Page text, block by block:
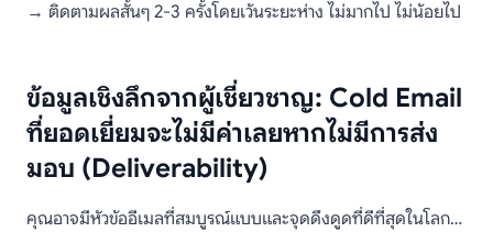
→ ติดตามผลสั้นๆ 2-3 ครั้งโดยเว้นระยะห่าง ไม่มากไป ไม่น้อยไป
ข้อมูลเชิงลึกจากผู้เชี่ยวชาญ: Cold Email
ที่ยอดเยี่ยมจะไม่มีค่าเลยหากไม่มีการส่ง
มอบ (Deliverability)
คุณอาจมีหัวข้ออีเมลที่สมบูรณ์แบบและจุดดึงดูดที่ดีที่สุดในโลก…